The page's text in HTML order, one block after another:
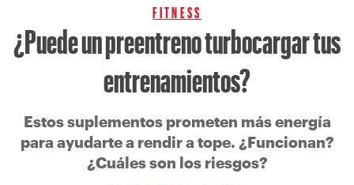
FITNESS
¿Puede un preentreno turbocargar tus
entrenamientos?
Estos suplementos prometen más energía
para ayudarte a rendir a tope. ¿Funcionan?
¿Cuáles son los riesgos?